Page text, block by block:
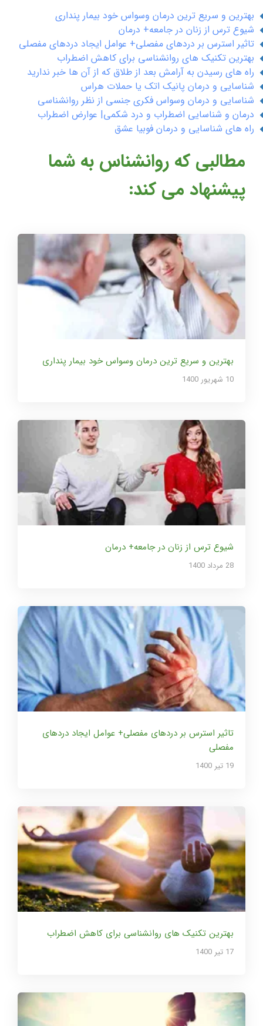
بهترین و سریع ترین درمان وسواس خود بیمار پنداری
شیوع ترس از زنان در جامعه+ درمان
تاثیر استرس بر دردهای مفصلی+ عوامل ایجاد دردهای مفصلی
بهترین تکنیک های روانشناسی برای کاهش اضطراب
راه های رسیدن به آرامش بعد از طلاق که از آن ها خبر ندارید
شناسایی و درمان پانیک اتک یا حملات هراس
شناسایی و درمان وسواس فکری جنسی از نظر روانشناسی
درمان و شناسایی اضطراب و درد شکمی| عوارض اضطراب
راه های شناسایی و درمان فوبیا عشق
مطالبی که روانشناس به شما
پیشنهاد می کند:
بهترین و سریع ترین درمان وسواس خود بیمار پنداری
10 شهریور 1400
شیوع ترس از زنان در جامعه+ درمان
28 مرداد 1400
تاثیر استرس بر دردهای مفصلی+ عوامل ایجاد دردهای
مفصلی
19 تير 1400
بهترین تکنیک های روانشناسی برای کاهش اضطراب
17 تير 1400